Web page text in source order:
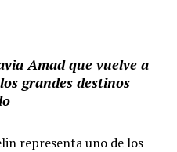
Amad que vuelve a
grandes destinos
representa uno de los